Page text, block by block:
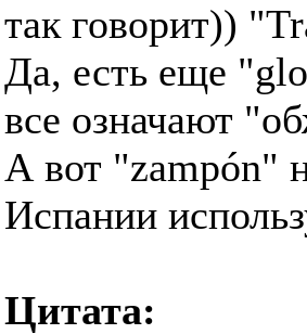
так говорит))
Да, есть еще
все означают
А вот "zampón"
Испании
Цитата: